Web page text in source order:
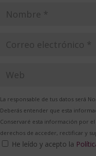
La responsable de tus datos será
Deberás entender que esta
Conservaré esta información por
derechos de acceder, rectificar y
He leído y acepto la